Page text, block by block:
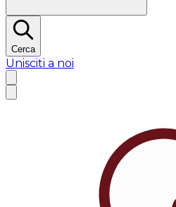
Cerca
Unisciti a noi